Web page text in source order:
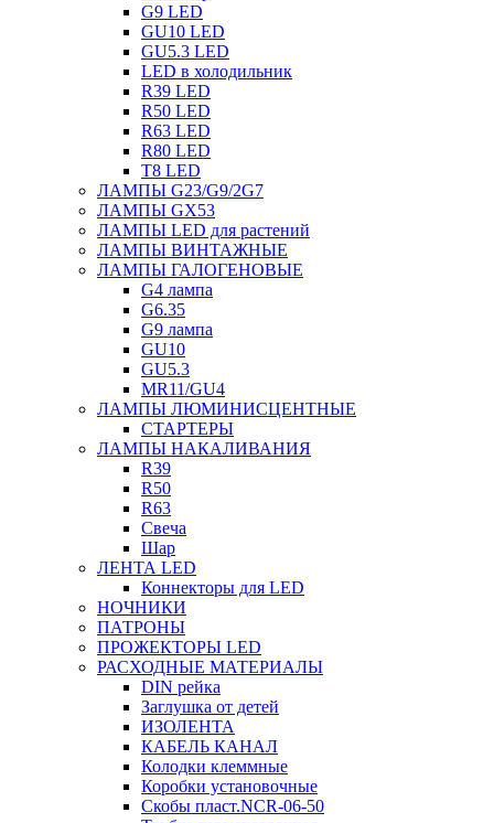
G9 LED
GU10 LED
GU5.3 LED
LED в холодильник
R39 LED
R50 LED
R63 LED
R80 LED
T8 LED
ЛАМПЫ G23/G9/2G7
ЛАМПЫ GX53
ЛАМПЫ LED для растений
ЛАМПЫ ВИНТАЖНЫЕ
ЛАМПЫ ГАЛОГЕНОВЫЕ
G4 лампа
G6.35
G9 лампа
GU10
GU5.3
MR11/GU4
ЛАМПЫ ЛЮМИНИСЦЕНТНЫЕ
СТАРТЕРЫ
ЛАМПЫ НАКАЛИВАНИЯ
R39
R50
R63
Свеча
Шар
ЛЕНТА LED
Коннекторы для LED
НОЧНИКИ
ПАТРОНЫ
ПРОЖЕКТОРЫ LED
РАСХОДНЫЕ МАТЕРИАЛЫ
DIN рейка
Заглушка от детей
ИЗОЛЕНТА
КАБЕЛЬ КАНАЛ
Колодки клеммные
Коробки установочные
Скобы пласт.NCR-06-50